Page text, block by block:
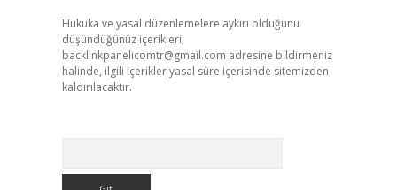
Hukuka ve yasal düzenlemelere aykırı olduğunu
düşündüğünüz içerikleri,
backlinkpanelicomtr@gmail.com adresine bildirmeniz
halinde, ilgili içerikler yasal süre içerisinde sitemizden
kaldırılacaktır.